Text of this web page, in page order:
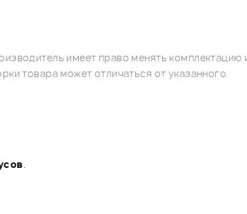
имеет право менять
товара может отличаться от указанного.
.